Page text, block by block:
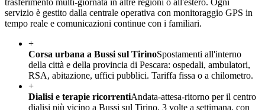
servizio è gestito dalla centrale operativa con monitoraggio GPS in
tempo reale e comunicazioni continue con i familiari.
+
Corsa urbana a Bussi sul TirinoSpostamenti all'interno
della città e della provincia di Pescara: ospedali, ambulatori,
RSA, abitazione, uffici pubblici. Tariffa fissa o a chilometro.
+
Dialisi e terapie ricorrentiAndata-attesa-ritorno per il centro
dialisi più vicino a Bussi sul Tirino, 3 volte a settimana, con